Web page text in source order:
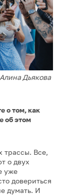
Дьякова
о том, как
об этом
трассы. Все,
о двух
уже
довериться
думать. И